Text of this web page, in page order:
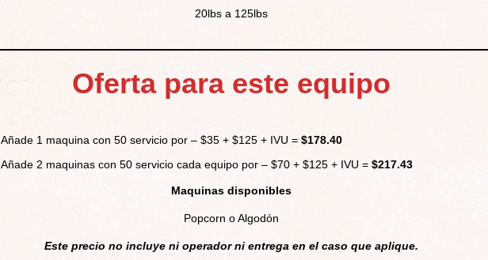
20lbs a 125lbs
Oferta para este equipo
Añade 1 maquina con 50 servicio por – $35 + $125 + IVU =$178.40
Añade 2 maquinas con 50 servicio cada equipo por – $70 + $125 + IVU =$217.43
Maquinas disponibles
Popcorn o Algodón
Este precio no incluye ni operador ni entrega en el caso que aplique.